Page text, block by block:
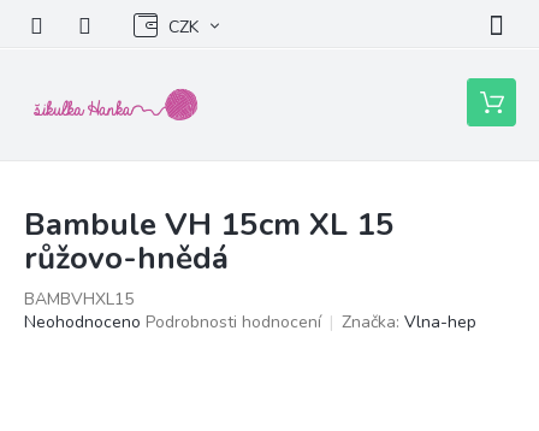
obsah
CZK
Nákupní
košík
Bambule VH 15cm XL 15
růžovo-hnědá
BAMBVHXL15
Průměrné
Neohodnoceno Podrobnosti hodnocení Značka: Vlna-hep